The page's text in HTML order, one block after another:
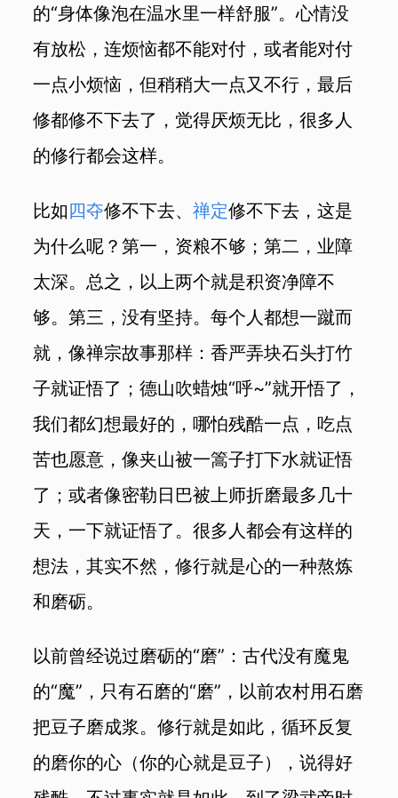
的“身体像泡在温水里一样舒服”。心情没
有放松，连烦恼都不能对付，或者能对付
一点小烦恼，但稍稍大一点又不行，最后
修都修不下去了，觉得厌烦无比，很多人
的修行都会这样。
比如四夺修不下去、禅定修不下去，这是
为什么呢？第一，资粮不够；第二，业障
太深。总之，以上两个就是积资净障不
够。第三，没有坚持。每个人都想一蹴而
就，像禅宗故事那样：香严弄块石头打竹
子就证悟了；德山吹蜡烛“呼~”就开悟了，
我们都幻想最好的，哪怕残酷一点，吃点
苦也愿意，像夹山被一篙子打下水就证悟
了；或者像密勒日巴被上师折磨最多几十
天，一下就证悟了。很多人都会有这样的
想法，其实不然，修行就是心的一种熬炼
和磨砺。
以前曾经说过磨砺的“磨”：古代没有魔鬼
的“魔”，只有石磨的“磨”，以前农村用石磨
把豆子磨成浆。修行就是如此，循环反复
的磨你的心（你的心就是豆子），说得好